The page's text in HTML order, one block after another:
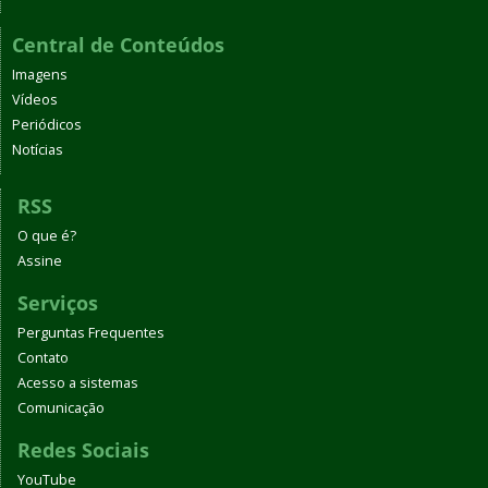
Central de Conteúdos
Imagens
Vídeos
Periódicos
Notícias
RSS
O que é?
Assine
Serviços
Perguntas Frequentes
Contato
Acesso a sistemas
Comunicação
Redes Sociais
YouTube